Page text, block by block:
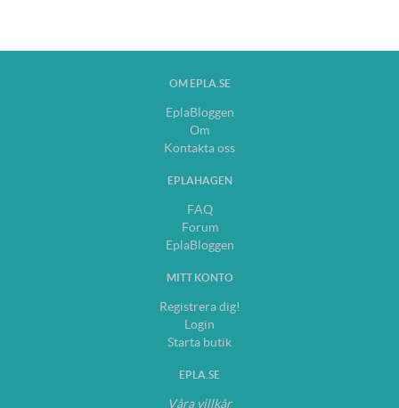
OM EPLA.SE
EplaBloggen
Om
Kontakta oss
EPLAHAGEN
FAQ
Forum
EplaBloggen
MITT KONTO
Registrera dig!
Login
Starta butik
EPLA.SE
Våra villkår